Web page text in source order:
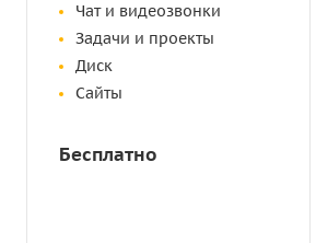
Чат и видеозвонки
Задачи и проекты
Диск
Сайты
Бесплатно